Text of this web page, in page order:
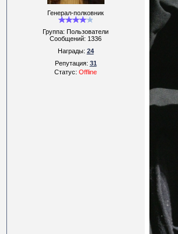
Генерал-полковник
Группа: Пользователи
Сообщений:1336
Награды:24
Репутация:31
Статус:Offline